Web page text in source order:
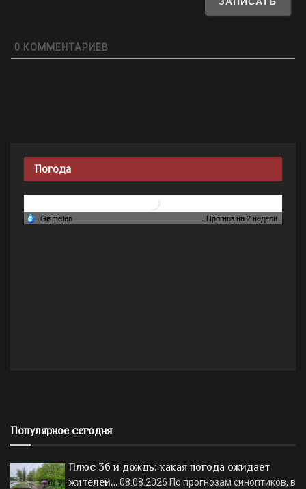
0 КОММЕНТАРИЕВ
Погода
Популярное сегодня
Плюс 36 и дождь: какая погода ожидает
жителей…08.08.2026 По прогнозам синоптиков, в